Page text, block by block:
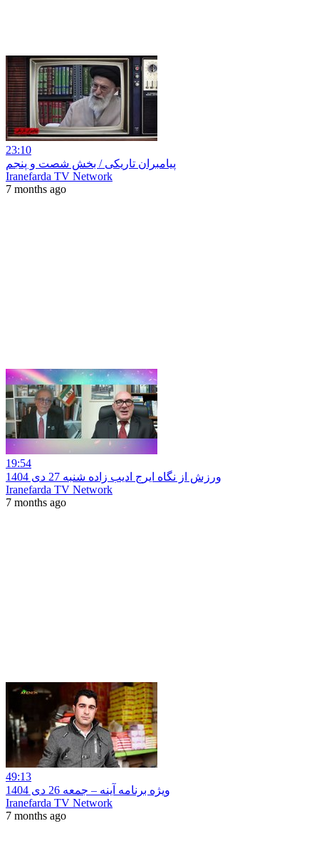
23:10
پیامبران تاریکی / بخش شصت و پنجم
Iranefarda TV Network
7 months ago
19:54
ورزش از نگاه ایرج ادیب زاده شنبه 27 دی 1404
Iranefarda TV Network
7 months ago
49:13
ویژه برنامه آینه – جمعه 26 دی 1404
Iranefarda TV Network
7 months ago